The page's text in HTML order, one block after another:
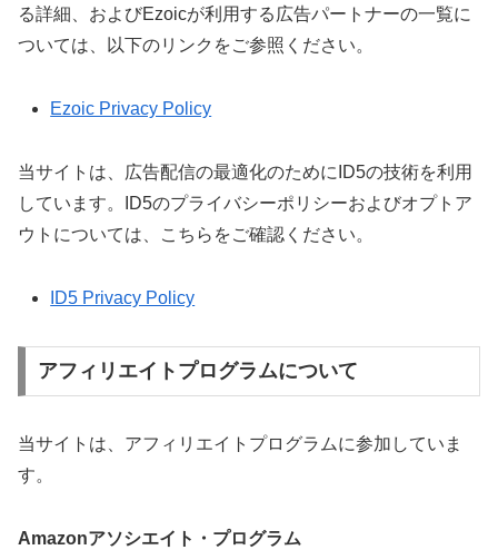
る詳細、およびEzoicが利用する広告パートナーの一覧に
ついては、以下のリンクをご参照ください。
Ezoic Privacy Policy
当サイトは、広告配信の最適化のためにID5の技術を利用
しています。ID5のプライバシーポリシーおよびオプトア
ウトについては、こちらをご確認ください。
ID5 Privacy Policy
アフィリエイトプログラムについて
当サイトは、アフィリエイトプログラムに参加していま
す。
Amazonアソシエイト・プログラム